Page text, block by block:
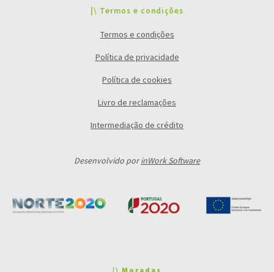
|\ Termos e condições
Termos e condições
Política de privacidade
Política de cookies
Livro de reclamações
Intermediação de crédito
Desenvolvido porinWork Software
|\ Moradas